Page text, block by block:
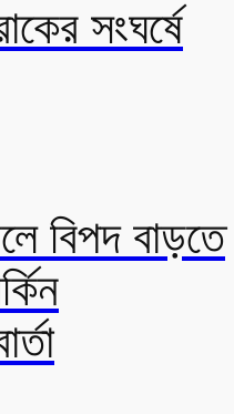
সংঘর্ষে
বিপদ বাড়তে